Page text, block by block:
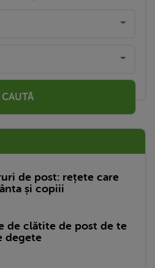
CAUTĂ
de post: rețete care
și copiii
de clătite de post de te
degete